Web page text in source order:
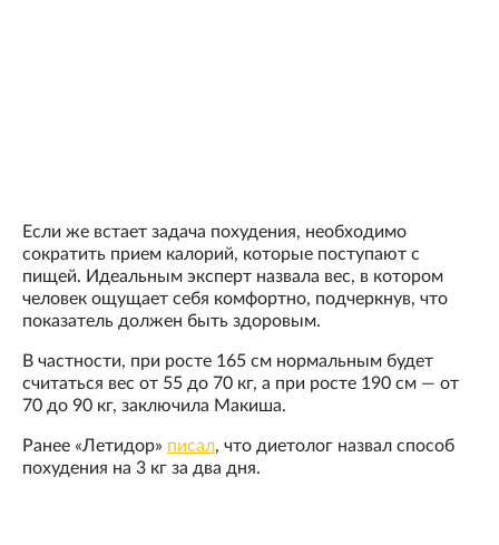
Если же встает задача похудения, необходимо
сократить прием калорий, которые поступают с
пищей. Идеальным эксперт назвала вес, в котором
человек ощущает себя комфортно, подчеркнув, что
показатель должен быть здоровым.
В частности, при росте 165 см нормальным будет
считаться вес от 55 до 70 кг, а при росте 190 см — от
70 до 90 кг, заключила Макиша.
Ранее «Летидор» писал, что диетолог назвал способ
похудения на 3 кг за два дня.